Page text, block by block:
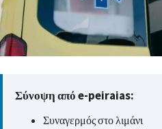
Σύνοψη από e-peiraias:
Συναγερμός στο λιμάνι